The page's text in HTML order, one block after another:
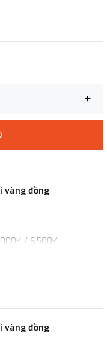
+
vàng đồng
/ 6500K
vàng đồng